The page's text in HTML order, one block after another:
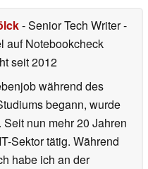
- Senior Tech Writer-
auf Notebookcheck
seit 2012
während des
begann, wurde
nun mehr 20 Jahren
Sektor tätig. Während
habe ich an der